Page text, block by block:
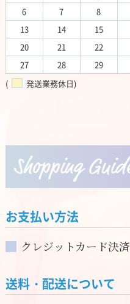
6
7 8
13
14 15
20
21 22
27
28 29
(
発送業務休日)
お支払い方法
クレジットカード決済
送料・配送について